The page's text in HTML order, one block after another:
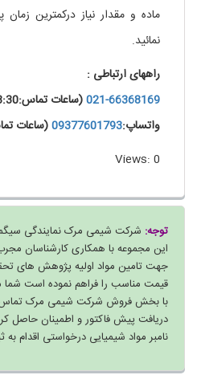
ماده و مقدار نیاز درکمترین
نمائید.
راههای ارتباطی :
021-66368169(ساعات تماس:8:30 الی 19)
واتساپ:09377601793(ساعات تماس
Views: 0
توجه: شرکت شیمی مرک نمایندگی
این مجموعه با همکاری کارشناسان
جهت تامین مواد اولیه پژوهش های
قیمت مناسب را فراهم نموده است شما
با بخش فروش شرکت شیمی مرک تماس
نامبر مواد شیمیایی درخواستی اقدام